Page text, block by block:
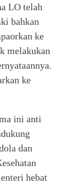
LO telah
bahkan
ke
melakukan
ke
ini anti
dan
hebat